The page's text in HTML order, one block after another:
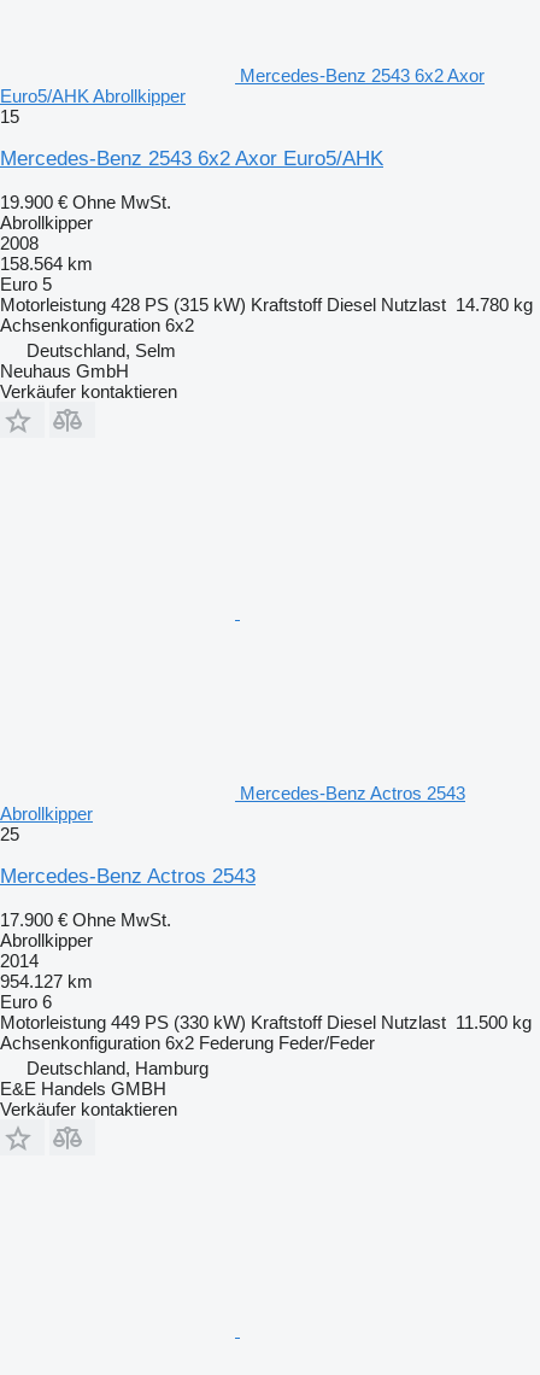
Mercedes-Benz 2543 6x2 Axor
Euro5/AHK Abrollkipper
15
Mercedes-Benz 2543 6x2 Axor Euro5/AHK
19.900 € Ohne MwSt.
Abrollkipper
2008
158.564 km
Euro 5
Motorleistung 428 PS (315 kW) Kraftstoff Diesel Nutzlast 14.780 kg
Achsenkonfiguration 6x2
Deutschland, Selm
Neuhaus GmbH
Verkäufer kontaktieren
Mercedes-Benz Actros 2543
Abrollkipper
25
Mercedes-Benz Actros 2543
17.900 € Ohne MwSt.
Abrollkipper
2014
954.127 km
Euro 6
Motorleistung 449 PS (330 kW) Kraftstoff Diesel Nutzlast 11.500 kg
Achsenkonfiguration 6x2 Federung Feder/Feder
Deutschland, Hamburg
E&E Handels GMBH
Verkäufer kontaktieren